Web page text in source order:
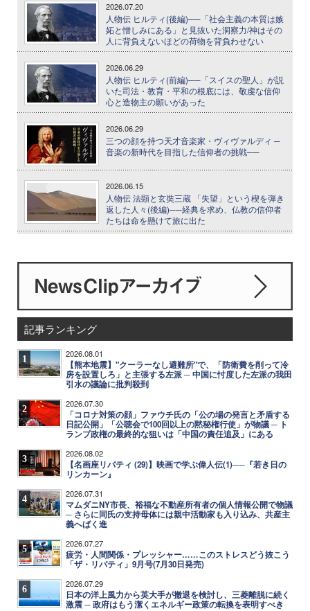
2026.07.20
人物伝 ヒルティ(後編)──「社会主義の本質は嫉
妬と憎しみにある」と見抜いた洞察力/神はその
人に背負えないほどの荷物を背負わせない
2026.06.29
人物伝 ヒルティ(前編)──「スイスの聖人」が説
いた司法・教育・平和の根底には、敬虔な信仰
心と造物主の願いがあった
2026.06.29
三つの顔を持つ天才音楽家・ヴィヴァルディ ─
音楽の新時代を目指した信仰者の挑戦──
2026.06.15
人物伝 法顕と玄奘三蔵 「失望」という楔を弾き
返した人々(後編)──経典を求め、仏教の信仰者
たちは命を懸けて旅に出た
記事ランキング
1 2026.08.01
【熊本地震】"クーラーなし避難所"で、「防衛費を削って冷
房を設置しろ」と主張する左派 ─ 中国に忖度した左派の我田
引水の議論に批判殺到
2 2026.07.30
「コロナ対策の顔」ファウチ氏の「公の場の発言と矛盾する
日記公開」「公聴会で100回以上の黙秘権行使」が物議 ─ ト
ランプ政権の最終的な狙いは「中国の責任追及」にある
3 2026.08.02
【名画座リバティ (29)】映画で学ぶ偉人伝(1)──『若き日の
リンカーン』
4 2026.07.31
マムダニNY市長、裕福な不動産所有者の個人情報公開で物議
─ さらに同氏の支持母体には親中活動家も入り込み、共産主
義へばく進
5 2026.07.27
疲労・人間関係・プレッシャー……このストレスどう抜こう
「ザ・リバティ」9月号(7月30日発売)
6 2026.07.29
日本の洋上風力から英大手が撤退を検討し、三菱離脱に続く
激震 ─ 政府はもう潔くエネルギー政策の転換を表明すべき